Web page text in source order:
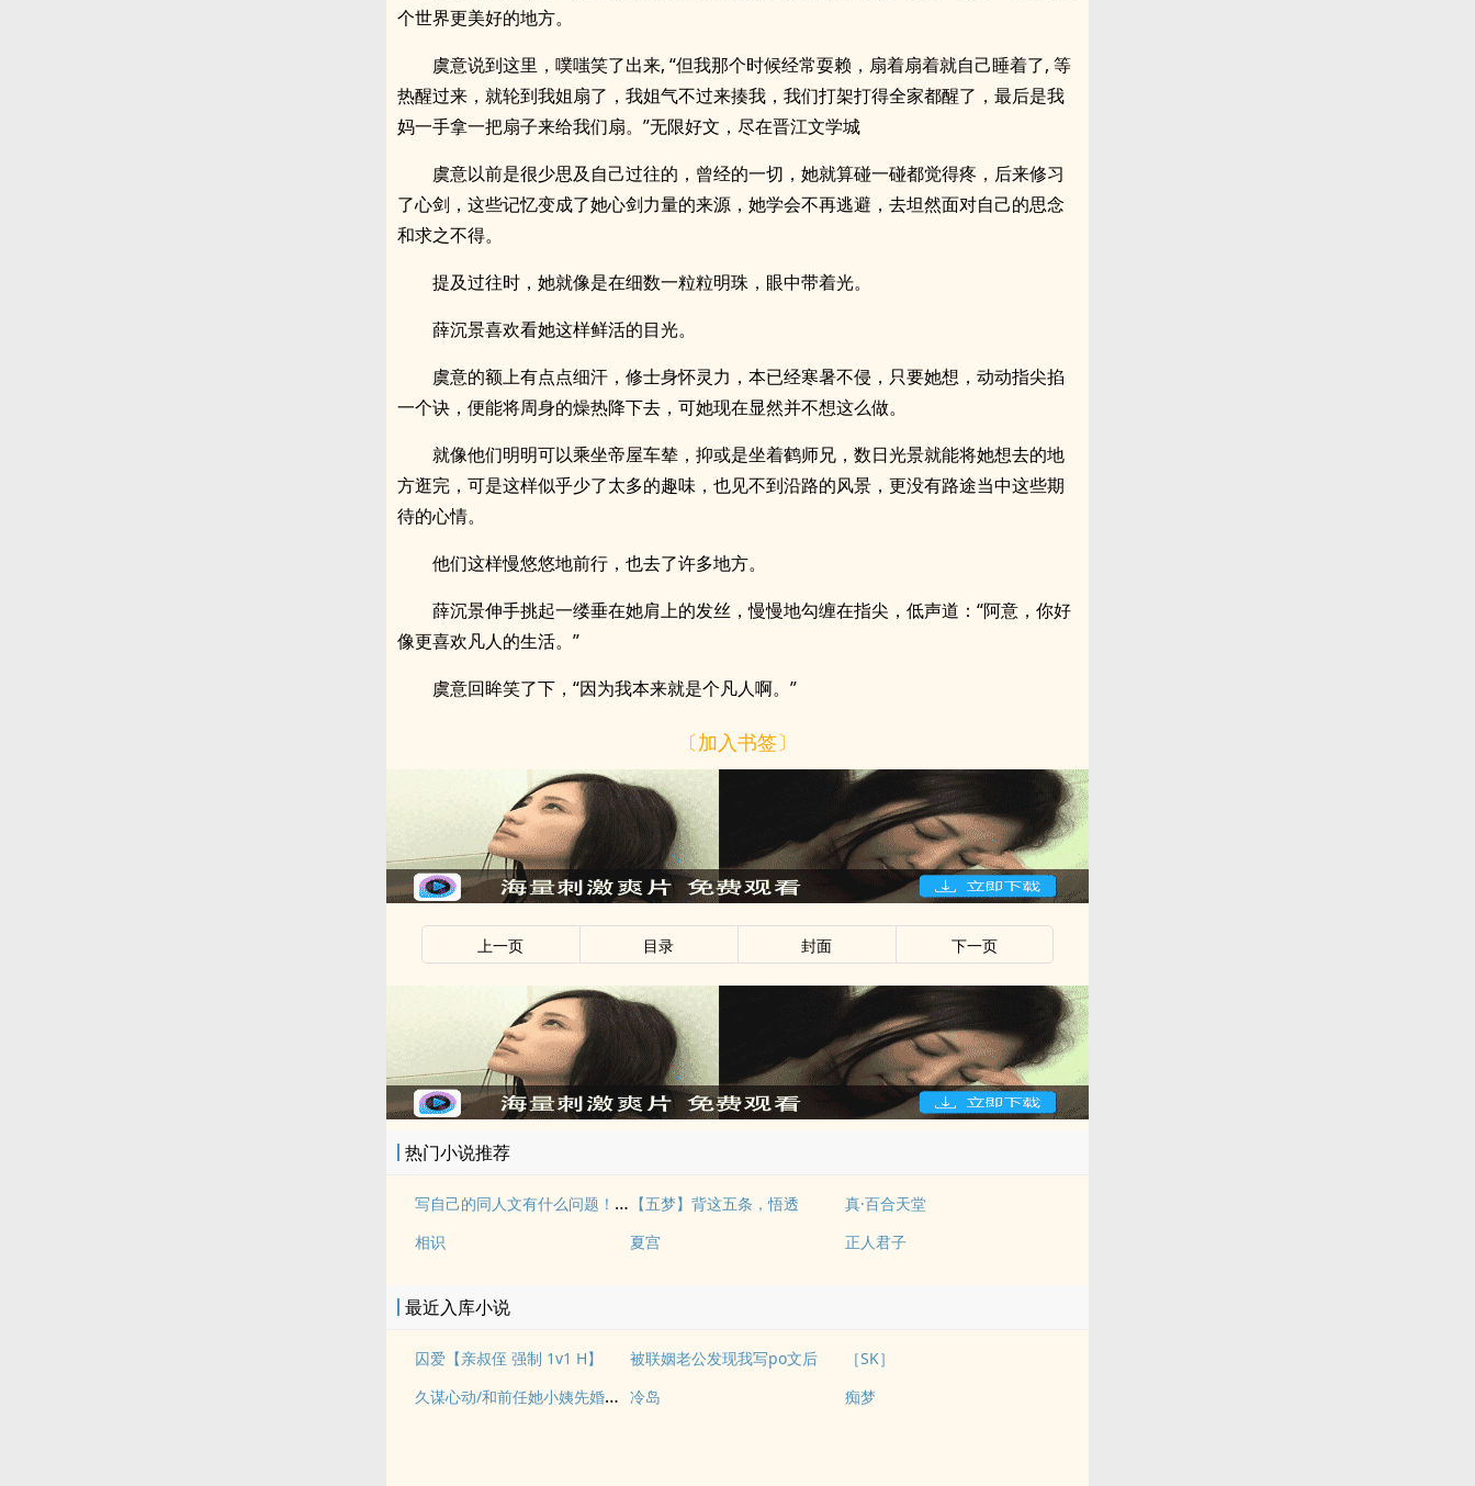
个世界更美好的地方。
虞意说到这里，噗嗤笑了出来, “但我那个时候经常耍赖，扇着扇着就自己睡着了, 等
热醒过来，就轮到我姐扇了，我姐气不过来揍我，我们打架打得全家都醒了，最后是我
妈一手拿一把扇子来给我们扇。”无限好文，尽在晋江文学城
虞意以前是很少思及自己过往的，曾经的一切，她就算碰一碰都觉得疼，后来修习
了心剑，这些记忆变成了她心剑力量的来源，她学会不再逃避，去坦然面对自己的思念
和求之不得。
提及过往时，她就像是在细数一粒粒明珠，眼中带着光。
薛沉景喜欢看她这样鲜活的目光。
虞意的额上有点点细汗，修士身怀灵力，本已经寒暑不侵，只要她想，动动指尖掐
一个诀，便能将周身的燥热降下去，可她现在显然并不想这么做。
就像他们明明可以乘坐帝屋车辇，抑或是坐着鹤师兄，数日光景就能将她想去的地
方逛完，可是这样似乎少了太多的趣味，也见不到沿路的风景，更没有路途当中这些期
待的心情。
他们这样慢悠悠地前行，也去了许多地方。
薛沉景伸手挑起一缕垂在她肩上的发丝，慢慢地勾缠在指尖，低声道：“阿意，你好
像更喜欢凡人的生活。”
虞意回眸笑了下，“因为我本来就是个凡人啊。”
〔加入书签〕
上一页 目录 封面 下一页
热门小说推荐
写自己的同人文有什么问题！（NP） 【五梦】背这五条，悟透
真·百合天堂
相识
夏宫 正人君子
最近入库小说
囚爱【亲叔侄 强制 1v1 H】 被联姻老公发现我写po文后 ［SK］
久谋心动/和前任她小姨先婚后爱 冷岛 痴梦